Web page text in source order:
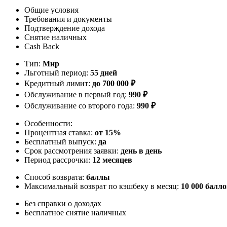
Общие условия
Требования и документы
Подтверждение дохода
Снятие наличных
Cash Back
Тип: Мир
Льготный период: 55 дней
Кредитный лимит: до 700 000 ₽
Обслуживание в первый год: 990 ₽
Обслуживание со второго года: 990 ₽
Особенности:
Процентная ставка: от 15%
Бесплатный выпуск: да
Срок рассмотрения заявки: день в день
Период рассрочки: 12 месяцев
Способ возврата: баллы
Максимальный возврат по кэшбеку в месяц: 10 000
Без справки о доходах
Бесплатное снятие наличных